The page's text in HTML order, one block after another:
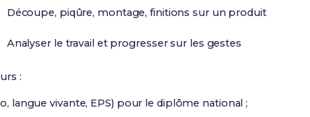
Découpe, piqûre, montage, finitions sur un produit
Analyser le travail et progresser sur les gestes
:
langue vivante, EPS) pour le diplôme national ;